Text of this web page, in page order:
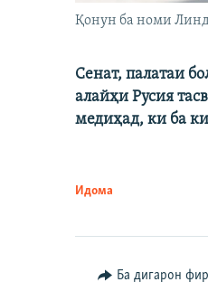
Қонун ба номи
Сенат, палатаи
алайҳи Русия
медиҳад, ки ба
Идома
Ба дигарон